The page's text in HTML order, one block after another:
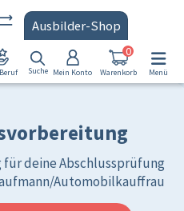
Ausbilder-Shop
Suche Mein Konto Warenkorb
0
Menü
deine Abschlussprüfung
Automobilkauffrau